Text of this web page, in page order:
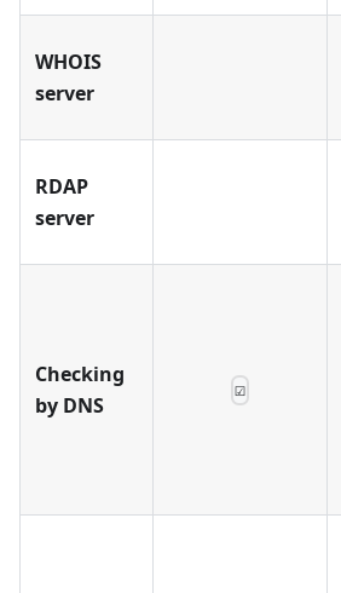
WHOIS
server
RDAP
server
Checking
by DNS
☑